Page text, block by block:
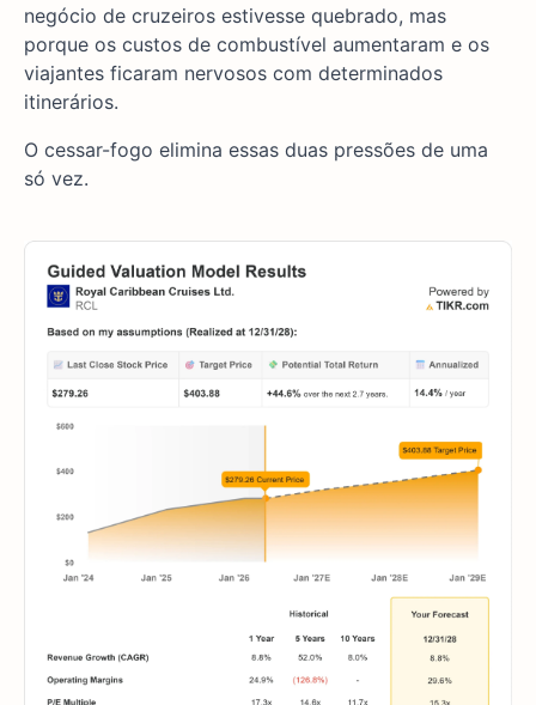
negócio de cruzeiros estivesse quebrado, mas
porque os custos de combustível aumentaram e os
viajantes ficaram nervosos com determinados
itinerários.
O cessar-fogo elimina essas duas pressões de uma
só vez.